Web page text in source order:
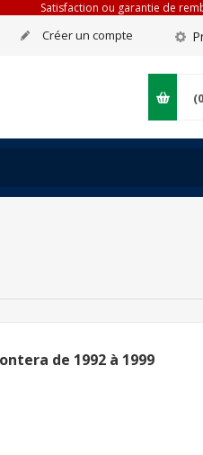
Satisfaction ou garantie de
Créer un compte
de 1992 à 1999